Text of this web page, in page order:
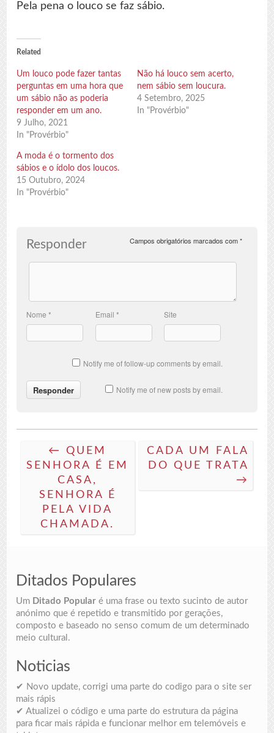
Pela pena o louco se faz sábio.
Related
Um louco pode fazer tantas
perguntas em uma hora que
um sábio não as poderia
responder em um ano.
9 Julho, 2021
In "Provérbio"
Não há louco sem acerto,
nem sábio sem loucura.
4 Setembro, 2025
In "Provérbio"
A moda é o tormento dos
sábios e o ídolo dos loucos.
15 Outubro, 2024
In "Provérbio"
Responder Campos obrigatórios marcados com*
Nome* Email * Site
Notify me of follow-up comments by email.
Notify me of new posts by email.
← QUEM
SENHORA É EM
CASA,
SENHORA É
PELA VIDA
CHAMADA.
CADA UM FALA
DO QUE TRATA
→
Ditados Populares
Um Ditado Popular é uma frase ou texto sucinto de autor
anónimo que é repetido e transmitido por gerações,
composto e baseado no senso comum de um determinado
meio cultural.
Noticias
✔ Novo update, corrigi uma parte do codigo para o site ser
mais rápis
✔ Atualizei o código e uma parte do estrutura da página
para ficar mais rápida e funcionar melhor em telemóveis e